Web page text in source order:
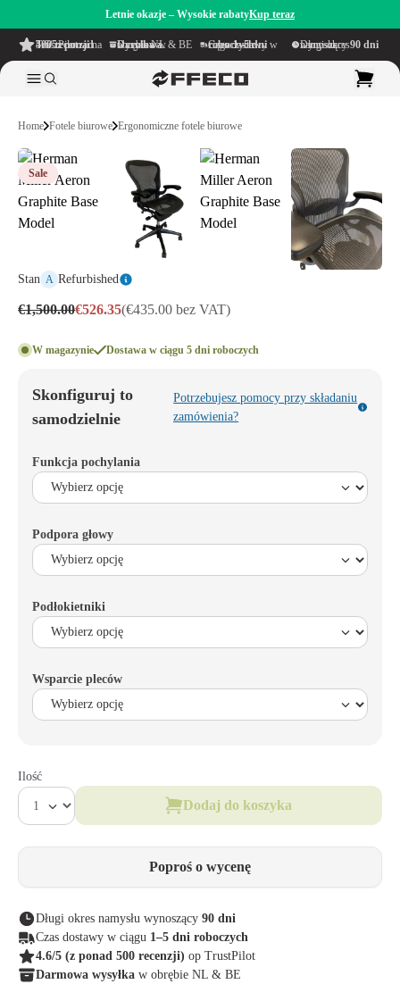
Letnie okazje – Wysokie rabatyKup teraz
4.6/5
z ponad 500 recenzji
na TrustPilot Darmowa wysyłka
w obrębie NL & BE Czas dostawy w ciągu
1–5 dni roboczych Długi okres namysłu wynoszący90 dni
Home Fotele biurowe Ergonomiczne fotele biurowe
Sale
Stan A Refurbished
€1,500.00€526.35(€435.00 bez VAT)
W magazynie Dostawa w ciągu 5 dni roboczych
Skonfiguruj to
samodzielnie
Potrzebujesz pomocy przy składaniu
zamówienia?
Funkcja pochylania
Podpora głowy
Podłokietniki
Wsparcie pleców
Ilość
Dodaj do koszyka
Poproś o wycenę
Długi okres namysłu wynoszący 90 dni
Czas dostawy w ciągu 1–5 dni roboczych
4.6/5 (z ponad 500 recenzji) op TrustPilot
Darmowa wysyłka w obrębie NL & BE